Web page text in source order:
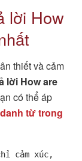
lời How
thiết và cảm
lời How are
có thể áp
danh từ trong
cảm xúc,